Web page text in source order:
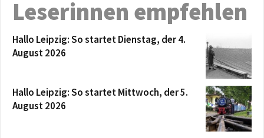
Leserinnen empfehlen
Hallo Leipzig: So startet Dienstag, der 4.
August 2026
Hallo Leipzig: So startet Mittwoch, der 5.
August 2026